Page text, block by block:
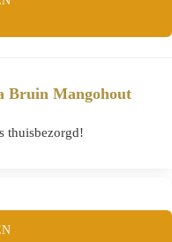
Bruin Mangohout
thuisbezorgd!